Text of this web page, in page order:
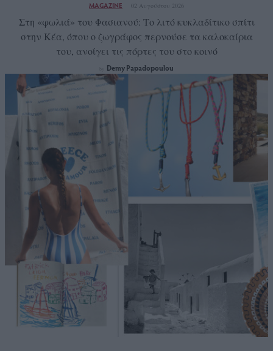
MAGAZINE 02 Αυγούστου 2026
Στη «φωλιά» του Φασιανού: Το λιτό κυκλαδίτικο σπίτι
στην Κέα, όπου ο ζωγράφος περνούσε τα καλοκαίρια
του, ανοίγει τις πόρτες του στο κοινό
Demy Papadopoulou